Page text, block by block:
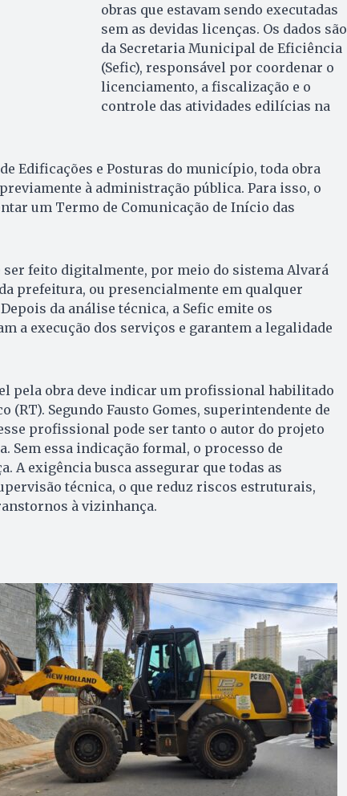
obras que estavam sendo executadas
sem as devidas licenças. Os dados são
da Secretaria Municipal de Eficiência
(Sefic), responsável por coordenar o
licenciamento, a fiscalização e o
controle das atividades edilícias na
Edificações e Posturas do município, toda obra
à administração pública. Para isso, o
um Termo de Comunicação de Início das
ser feito digitalmente, por meio do sistema Alvará
prefeitura, ou presencialmente em qualquer
da análise técnica, a Sefic emite os
a execução dos serviços e garantem a legalidade
pela obra deve indicar um profissional habilitado
(RT). Segundo Fausto Gomes, superintendente de
profissional pode ser tanto o autor do projeto
Sem essa indicação formal, o processo de
A exigência busca assegurar que todas as
técnica, o que reduz riscos estruturais,
à vizinhança.